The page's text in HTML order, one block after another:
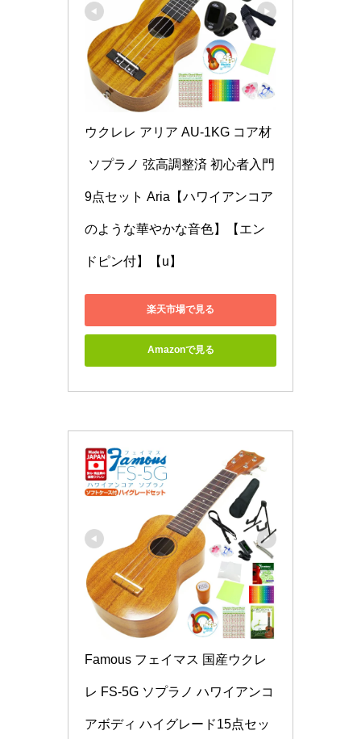
ウクレレ アリア AU-1KG コア材
ソプラノ 弦高調整済 初心者入門
9点セット Aria【ハワイアンコア
のような華やかな音色】【エン
ドピン付】【u】
楽天市場で見る
Amazonで見る
Famous フェイマス 国産ウクレ
レ FS-5G ソプラノ ハワイアンコ
アボディ ハイグレード15点セッ